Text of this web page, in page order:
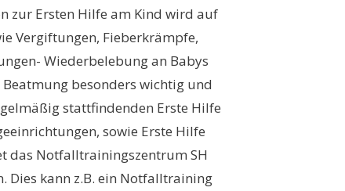
zur Ersten Hilfe am Kind wird auf
Vergiftungen, Fieberkrämpfe,
Wiederbelebung an Babys
besonders wichtig und
stattfindenden Erste Hilfe
sowie Erste Hilfe
das Notfalltrainingszentrum SH
kann z.B. ein Notfalltraining